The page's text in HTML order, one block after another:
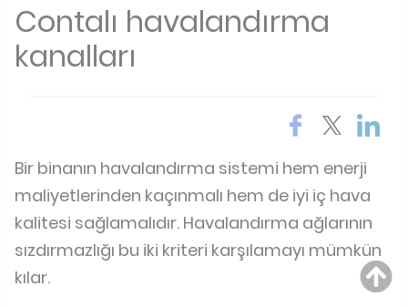
Contalı havalandırma
kanalları
Bir binanın havalandırma sistemi hem enerji
maliyetlerinden kaçınmalı hem de iyi iç hava
kalitesi sağlamalıdır. Havalandırma ağlarının
sızdırmazlığı bu iki kriteri karşılamayı mümkün
kılar.